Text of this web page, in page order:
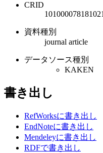
CRID
資料種別
journal article
データソース種別
KAKEN
書き出し
RefWorksに書き出し
EndNoteに書き出し
Mendeleyに書き出し
RDFで書き出し